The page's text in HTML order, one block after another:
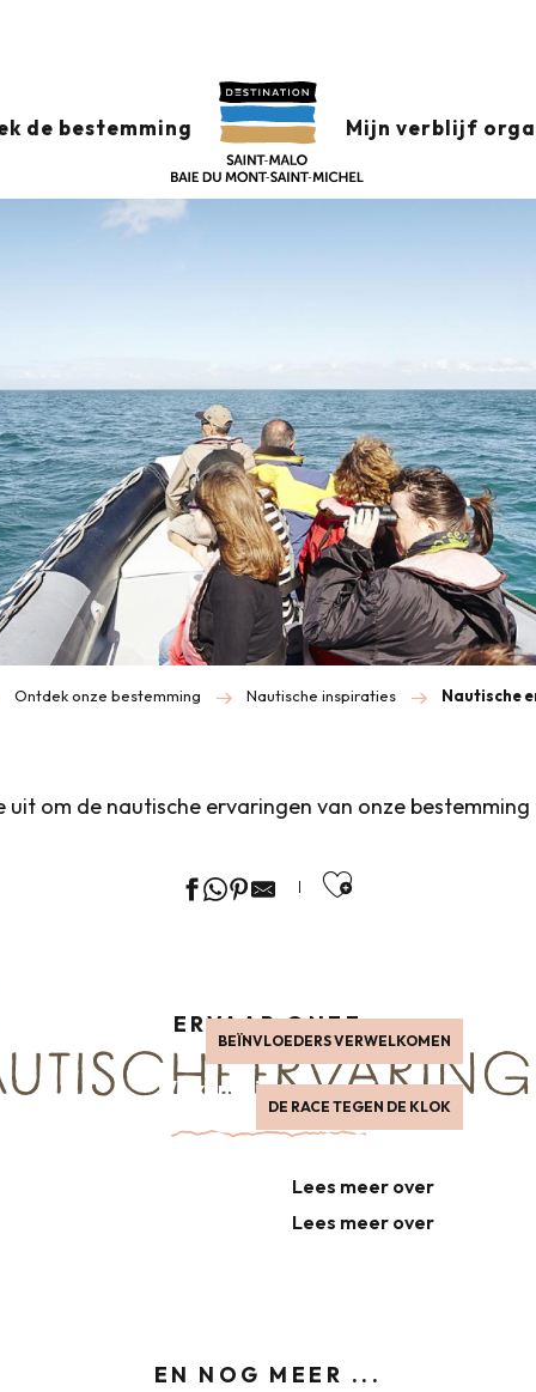
de bestemming Mijn verblijf
Ontdek onze bestemming Nautische inspiraties Nautische
uit om de nautische ervaringen van onze
Ajouter aux
ERVAAR ONZE
BEÏNVLOEDERS VERWELKOMEN
Welkomstinvloeden tijdens een
boottocht
Lees meer over
DE RACE TEGEN DE KLOK
Lees meer over
EN NOG MEER ...